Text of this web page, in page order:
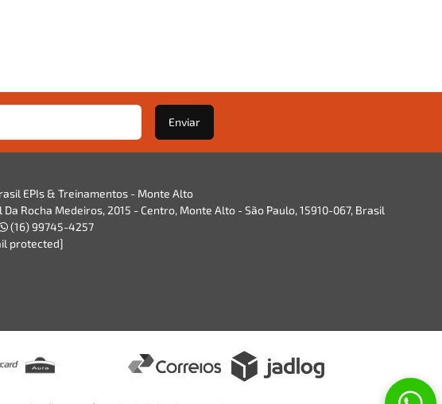
Enviar
EPIs & Treinamentos - Monte Alto
Da Rocha Medeiros, 2015 - Centro, Monte Alto - São Paulo, 15910-067, Brasil
(16) 99745-4257
protected]